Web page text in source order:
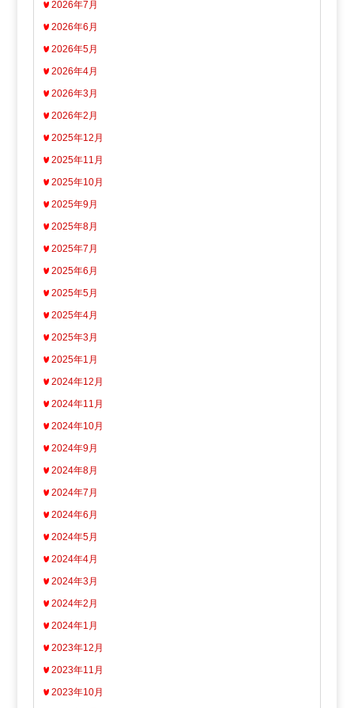
2026年7月
2026年6月
2026年5月
2026年4月
2026年3月
2026年2月
2025年12月
2025年11月
2025年10月
2025年9月
2025年8月
2025年7月
2025年6月
2025年5月
2025年4月
2025年3月
2025年1月
2024年12月
2024年11月
2024年10月
2024年9月
2024年8月
2024年7月
2024年6月
2024年5月
2024年4月
2024年3月
2024年2月
2024年1月
2023年12月
2023年11月
2023年10月